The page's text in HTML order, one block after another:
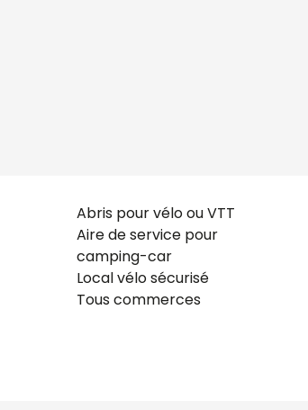
Abris pour vélo ou VTT
Aire de service pour
camping-car
Local vélo sécurisé
Tous commerces